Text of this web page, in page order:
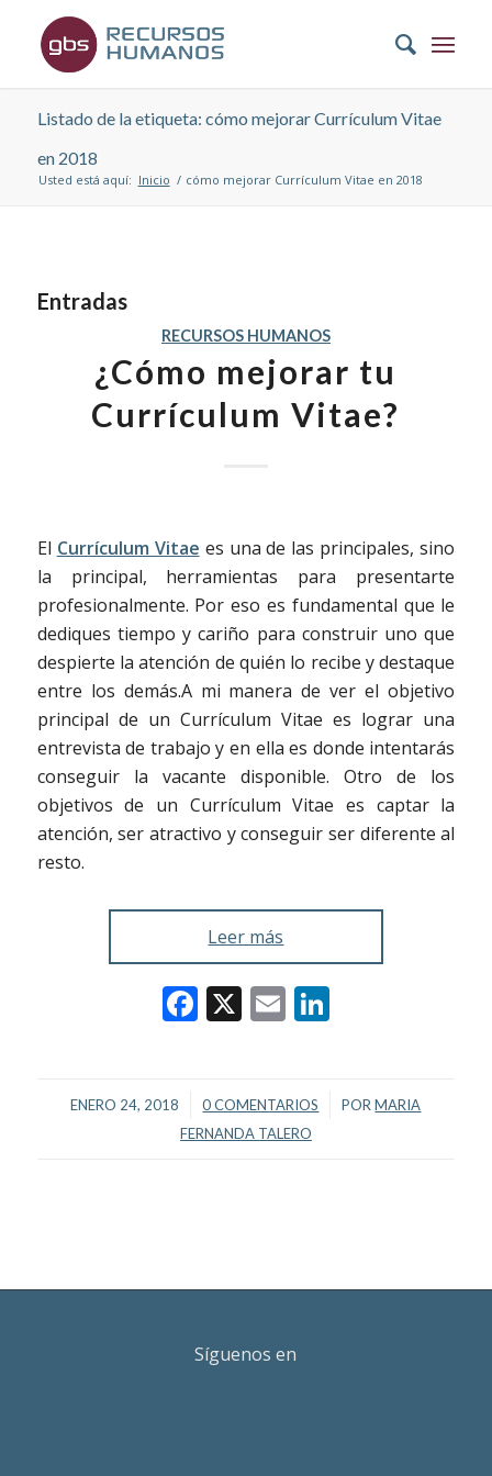
Listado de la etiqueta: cómo mejorar Currículum Vitae
en 2018
Usted está aquí: Inicio / cómo mejorar Currículum Vitae en 2018
Entradas
RECURSOS HUMANOS
¿Cómo mejorar tu
Currículum Vitae?
El Currículum Vitae es una de las principales, sino
la principal, herramientas para presentarte
profesionalmente. Por eso es fundamental que le
dediques tiempo y cariño para construir uno que
despierte la atención de quién lo recibe y destaque
entre los demás.A mi manera de ver el objetivo
principal de un Currículum Vitae es lograr una
entrevista de trabajo y en ella es donde intentarás
conseguir la vacante disponible.Otro de los
objetivos de un Currículum Vitae es captar la
atención, ser atractivo y conseguir ser diferente al
resto.
Leer más
Facebook
X EmailLinkedIn
ENERO 24, 2018
/ 0 COMENTARIOS
/ PORMARIA
FERNANDA TALERO
Síguenos en